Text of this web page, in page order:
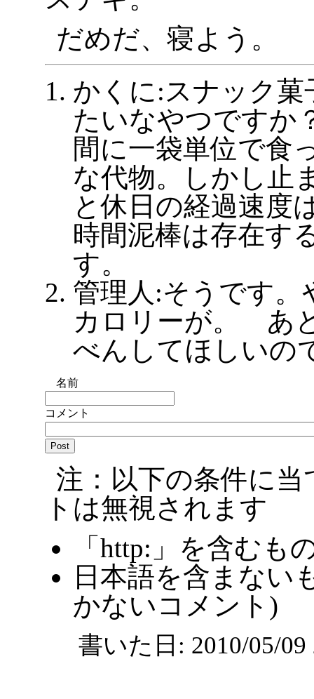
だめだ、寝よう。
かくに:スナック
たいなやつですか
間に一袋単位で食
な代物。しかし
と休日の経過速度
時間泥棒は存在す
す。
管理人:そうです。
カロリーが。 あ
べんしてほしいの
名前
コメント
注：以下の条件に
トは無視されます
「http:」を含むも
日本語を含まない
かないコメント)
書いた日: 2010/05/